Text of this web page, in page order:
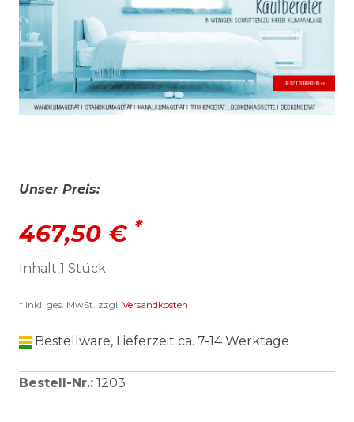
Unser Preis:
467,50 € *
Inhalt 1 Stück
* inkl. ges. MwSt. zzgl. Versandkosten
Bestellware, Lieferzeit ca. 7-14 Werktage
Bestell-Nr.: 1203